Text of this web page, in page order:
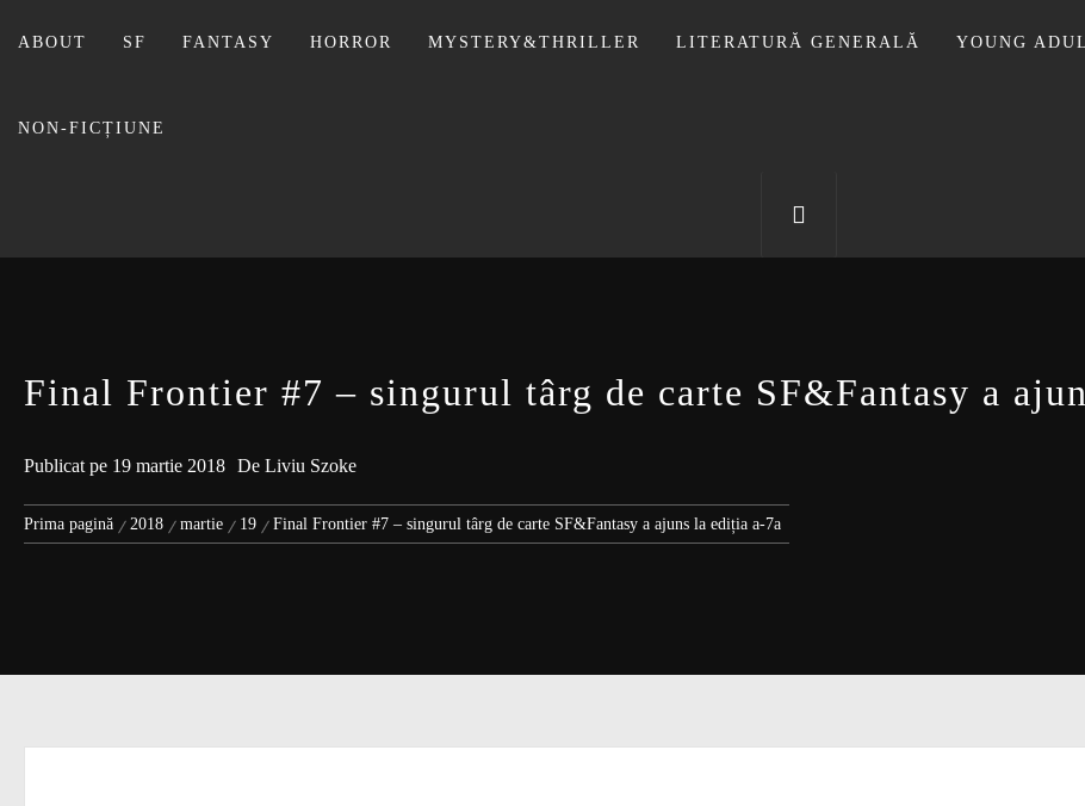
ABOUT SF FANTASY HORROR MYSTERY&THRILLER LITERATURĂ GENERALĂ YOUNG
NON-FICȚIUNE
BIBLIOTECA LUI
Final Frontier #7 – singurul târg de carte SF&Fantasy a
Publicat pe 19 martie 2018 De Liviu Szoke
Prima pagină 2018 martie 19 Final Frontier #7 – singurul târg de carte SF&Fantasy a ajuns la ediția a-7a